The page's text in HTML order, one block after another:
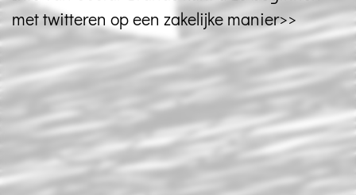
met twitteren op een zakelijke manier>>